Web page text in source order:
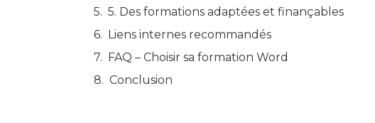
5. Des formations adaptées et finançables
Liens internes recommandés
FAQ – Choisir sa formation Word
Conclusion